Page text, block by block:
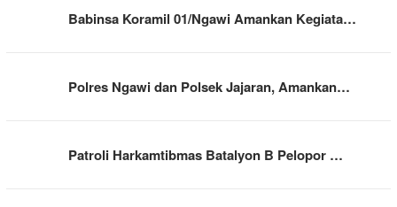
Babinsa Koramil 01/Ngawi Amankan Kegiata…
Polres Ngawi dan Polsek Jajaran, Amankan…
Patroli Harkamtibmas Batalyon B Pelopor …